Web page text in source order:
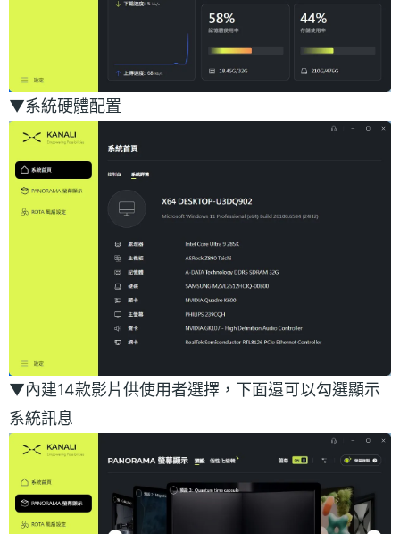
▼系統硬體配置
▼內建14款影片供使用者選擇，下面還可以勾選顯示
系統訊息